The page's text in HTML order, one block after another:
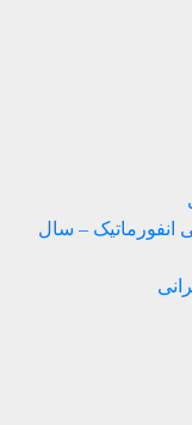
انفورماتیک – سال